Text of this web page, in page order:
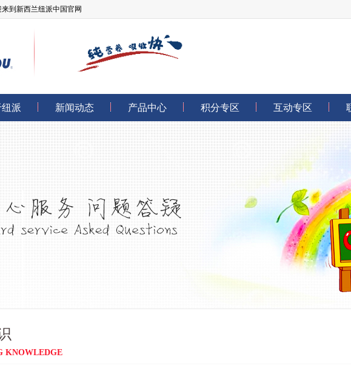
到新西兰纽派中国官网
派 新闻动态 产品中心 积分专区 互动专区
KNOWLEDGE